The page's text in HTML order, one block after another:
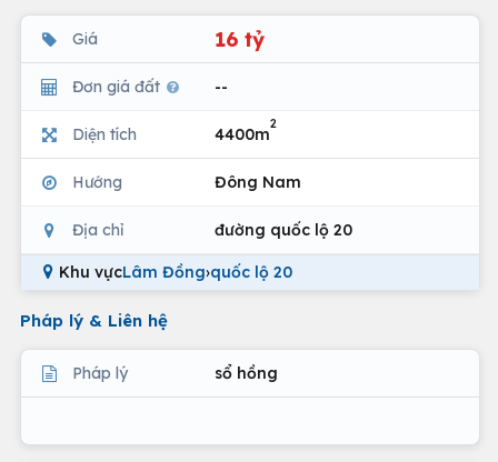
Giá 16 tỷ
Đơn giá đất --
Diện tích 4400m
2
Hướng Đông Nam
Địa chỉ đường quốc lộ 20
Khu vựcLâm Đồng›quốc lộ 20
Pháp lý & Liên hệ
Pháp lý sổ hồng